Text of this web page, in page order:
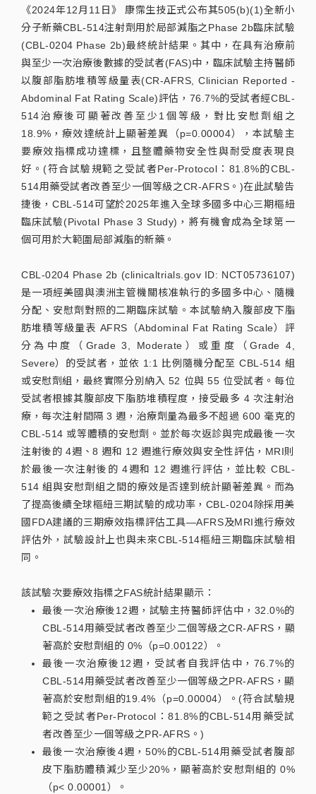
《2024年12月11日》 康霈生技正式公布其505(b)(1)全新小
分子新藥CBL-514注射劑用於局部減脂之Phase 2b臨床試驗
(CBL-0204 Phase 2b)最終統計結果。其中，在具有治療前
與至少一次治療後數據的受試者(FAS)中，臨床試驗主持醫師
以腹部脂肪堆積等級量表(CR-AFRS, Clinician Reported -
Abdominal Fat Rating Scale)評估，76.7%的受試者經CBL-
514治療後可顯著改善至少1個等級，對比安慰劑組之
18.9%，療效達統計上顯著差異（p=0.00004），本試驗主
要療效指標成功達標，且整體藥物安全性與耐受度表現良
好。(符合試驗規範之受試者Per-Protocol：81.8%的CBL-
514用藥受試者改善至少一個等級之CR-AFRS。)在此試驗告
捷後，CBL-514可望於2025年進入全球多國多中心三期樞紐
臨床試驗(Pivotal Phase 3 Study)，將有機會成為全球第一
個可用於大範圍局部減脂的新藥。
CBL-0204 Phase 2b (clinicaltrials.gov ID: NCT05736107)
是一項經美國與澳洲主管機關核准執行的多國多中心、隨機
分配、安慰劑對照的二期臨床試驗。本試驗納入腹部皮下脂
肪堆積等級量表 AFRS（Abdominal Fat Rating Scale）評
分為中度（Grade 3, Moderate）或重度（Grade 4,
Severe）的受試者，並依 1:1 比例隨機分配至 CBL-514 組
或安慰劑組，最終實際分別納入 52 位與 55 位受試者。每位
受試者根據其腹部皮下脂肪堆積程度，接受最多 4 次注射治
療，每次注射間隔 3 週，治療劑量為最多不超過 600 毫克的
CBL-514 或等體積的安慰劑。並於每次返診與完成最後一次
注射後的 4週、8 週和 12 週進行療效與安全性評估，MRI則
於最後一次注射後的 4週和 12 週進行評估，並比較 CBL-
514 組與安慰劑組之間的療效是否達到統計顯著差異。而為
了提高後續全球樞紐三期試驗的成功率，CBL-0204除採用美
國FDA建議的三期療效指標評估工具—AFRS及MRI進行療效
評估外，試驗設計上也與未來CBL-514樞紐三期臨床試驗相
同。
該試驗次要療效指標之FAS統計結果顯示：
最後一次治療後12週，試驗主持醫師評估中，32.0%的
CBL-514用藥受試者改善至少二個等級之CR-AFRS，顯
著高於安慰劑組的 0%（p=0.00122）。
最後一次治療後12週，受試者自我評估中，76.7%的
CBL-514用藥受試者改善至少一個等級之PR-AFRS，顯
著高於安慰劑組的19.4%（p=0.00004）。(符合試驗規
範之受試者Per-Protocol：81.8%的CBL-514用藥受試
者改善至少一個等級之PR-AFRS。)
最後一次治療後4週，50%的CBL-514用藥受試者腹部
皮下脂肪體積減少至少20%，顯著高於安慰劑組的 0%
（p< 0.00001）。